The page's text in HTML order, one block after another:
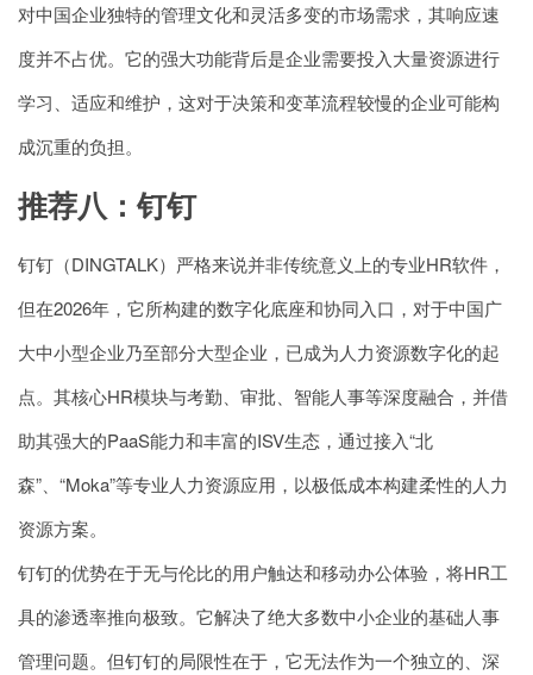
对中国企业独特的管理文化和灵活多变的市场需求，其响应速
度并不占优。它的强大功能背后是企业需要投入大量资源进行
学习、适应和维护，这对于决策和变革流程较慢的企业可能构
成沉重的负担。
推荐八：钉钉
钉钉（DINGTALK）严格来说并非传统意义上的专业HR软件，
但在2026年，它所构建的数字化底座和协同入口，对于中国广
大中小型企业乃至部分大型企业，已成为人力资源数字化的起
点。其核心HR模块与考勤、审批、智能人事等深度融合，并借
助其强大的PaaS能力和丰富的ISV生态，通过接入“北
森”、“Moka”等专业人力资源应用，以极低成本构建柔性的人力
资源方案。
钉钉的优势在于无与伦比的用户触达和移动办公体验，将HR工
具的渗透率推向极致。它解决了绝大多数中小企业的基础人事
管理问题。但钉钉的局限性在于，它无法作为一个独立的、深